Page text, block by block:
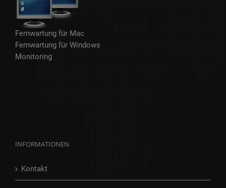
Fernwartung für Mac
Fernwartung für Windows
Monitoring
INFORMATIONEN
Kontakt